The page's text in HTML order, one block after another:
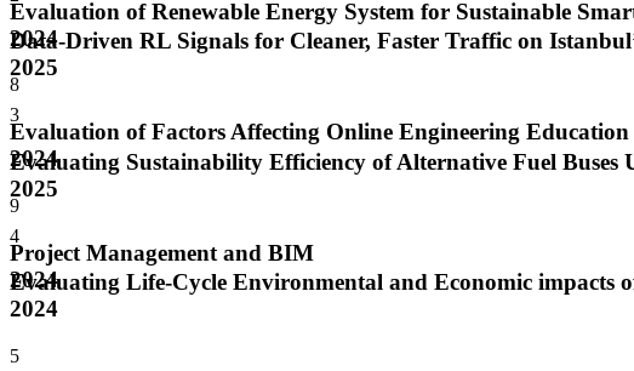
Evaluation of Renewable Energy System for Sustainable
2024
8
Evaluation of Factors Affecting Online Engineering
2024
9
Project Management and BIM
2024
Data-Driven RL Signals for Cleaner, Faster Traffic on
2025
3
Evaluating Sustainability Efficiency of Alternative Fuel Buses
2025
4
Evaluating Life-Cycle Environmental and Economic impacts
2024
5